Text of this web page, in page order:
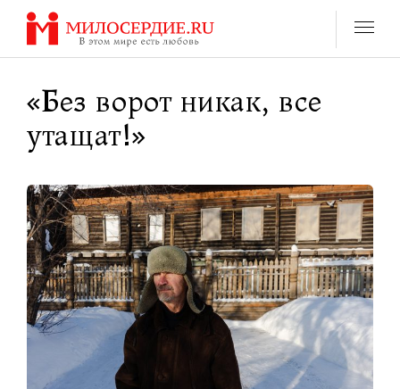
Перейти
содержанию
«Без ворот никак, все
утащат!»